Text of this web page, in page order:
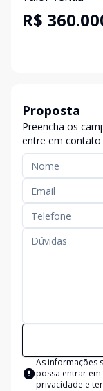
R$
Proposta
Preencha os
entre em contato
As informações
possa entrar
privacidade e